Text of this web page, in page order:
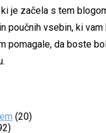
je začela s tem
poučnih vsebin, ki
pomagale, da boste
(20)